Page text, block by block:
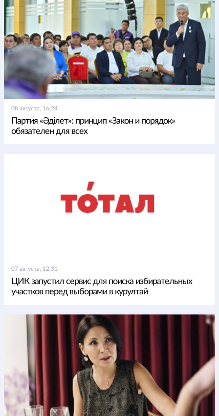
08 августа, 16:24
Партия «Әділет»: принцип «Закон и порядок»
обязателен для всех
07 августа, 12:31
ЦИК запустил сервис для поиска избирательных
участков перед выборами в курултай